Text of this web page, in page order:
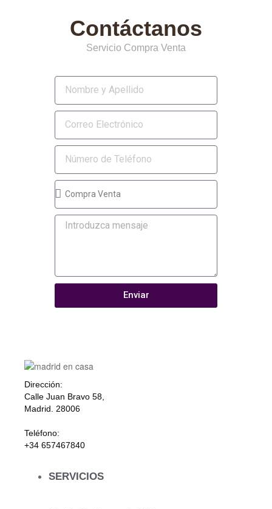
Contáctanos
Servicio Compra Venta
Enviar
Dirección:
Calle Juan Bravo 58,
Madrid. 28006
Teléfono:
+34 657467840
SERVICIOS